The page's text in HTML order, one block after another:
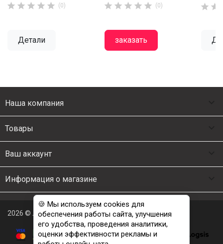
     (0)
Детали
     (0)
заказать
 
Наша компания
Товары
Ваш аккаунт
Информация о магазине
2026 © Люкс Постель
🍪 Мы используем cookies для
обеспечения работы сайта, улучшения
его удобства, проведения аналитики,
оценки эффективности рекламы и